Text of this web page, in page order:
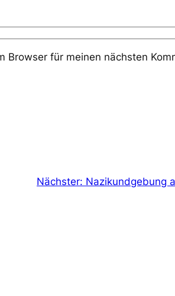
für meinen nächsten
Nächster: Nazikundgebung